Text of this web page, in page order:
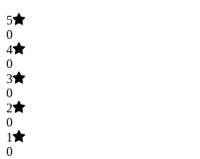
5
0
4
0
3
0
2
0
1
0